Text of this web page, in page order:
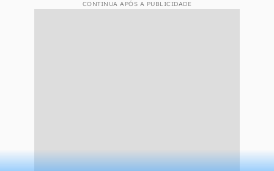
CONTINUA APÓS A PUBLICIDADE